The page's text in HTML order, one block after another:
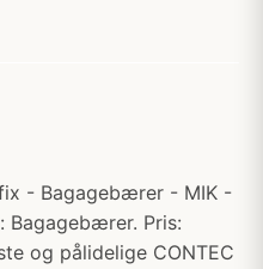
- Bagagebærer - MIK -
Bagagebærer. Pris:
og pålidelige CONTEC